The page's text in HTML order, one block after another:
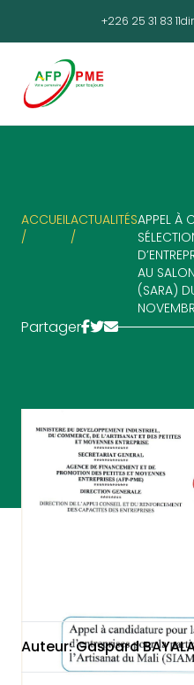
+226 25 31 83 11
ACCUEIL
/
ACTUALITÉS
/
APPEL À
AU
(SARA)
Partager
Auteur: Gaspard